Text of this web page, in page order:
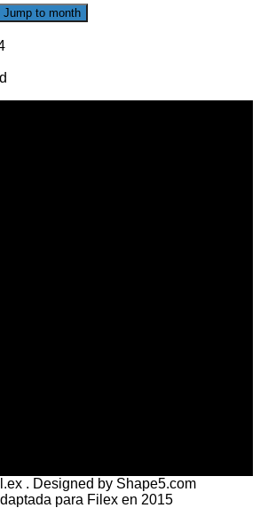
Jump to month
. Designed by Shape5.com
para Filex en 2015